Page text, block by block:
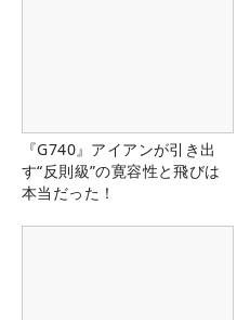
『G740』アイアンが引き出
す“反則級”の寛容性と飛びは
本当だった！